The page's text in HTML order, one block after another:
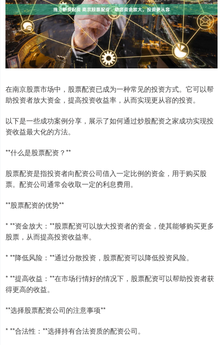
在南京股票市场中，股票配资已成为一种常见的投资方式。它可以帮
助投资者放大资金，提高投资收益率，从而实现更从容的投资。
以下是一些成功案例分享，展示了如何通过炒股配资之家成功实现投
资收益最大化的方法。
**什么是股票配资？**
股票配资是指投资者向配资公司借入一定比例的资金，用于购买股
票。配资公司通常会收取一定的利息费用。
**股票配资的优势**
* **资金放大：**股票配资可以放大投资者的资金，使其能够购买更多
股票，从而提高投资收益率。
* **降低风险：**通过分散投资，股票配资可以降低投资风险。
* **提高收益：**在市场行情好的情况下，股票配资可以帮助投资者获
得更高的收益。
**选择股票配资公司的注意事项**
* **合法性：**选择持有合法资质的配资公司。